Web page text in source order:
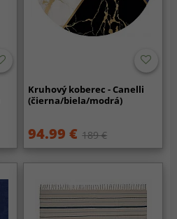
Kruhový koberec - Canelli
(čierna/biela/modrá)
94.99 € 189 €